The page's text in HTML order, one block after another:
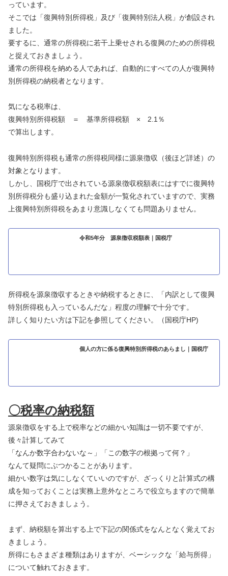
っています。
そこでは「復興特別所得税」及び「復興特別法人税」が創設され
ました。
要するに、通常の所得税に若干上乗せされる復興のための所得税
と捉えておきましょう。
通常の所得税を納める人であれば、自動的にすべての人が復興特
別所得税の納税者となります。
気になる税率は、
復興特別所得税額 ＝ 基準所得税額 × 2.1％
で算出します。
復興特別所得税も通常の所得税同様に源泉徴収（後ほど詳述）の
対象となります。
しかし、国税庁で出されている源泉徴収税額表にはすでに復興特
別所得税分も盛り込まれた金額が一覧化されていますので、実務
上復興特別所得税をあまり意識しなくても問題ありません。
令和5年分 源泉徴収税額表｜国税庁
所得税を源泉徴収するときや納税するときに、「内訳として復興
特別所得税も入っているんだな」程度の理解で十分です。
詳しく知りたい方は下記を参照してください。（国税庁HP)
個人の方に係る復興特別所得税のあらまし｜国税庁
〇税率の納税額
源泉徴収をする上で税率などの細かい知識は一切不要ですが、
後々計算してみて
「なんか数字合わないな～」「この数字の根拠って何？」
なんて疑問にぶつかることがあります。
細かい数字は気にしなくていいのですが、ざっくりと計算式の構
成を知っておくことは実務上意外なところで役立ちますので簡単
に押さえておきましょう。
まず、納税額を算出する上で下記の関係式をなんとなく覚えてお
きましょう。
所得にもさまざま種類はありますが、ベーシックな「給与所得」
について触れておきます。